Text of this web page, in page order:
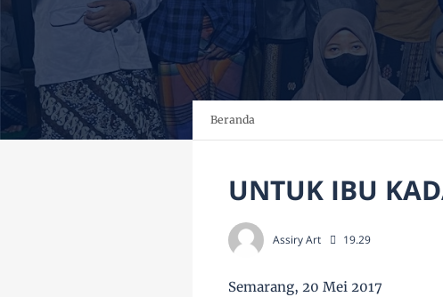
Beranda
UNTUK IBU
Assiry Art 19.29
Semarang, 20 Mei 2017